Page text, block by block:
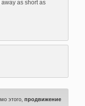
as short as
этого,продвижение